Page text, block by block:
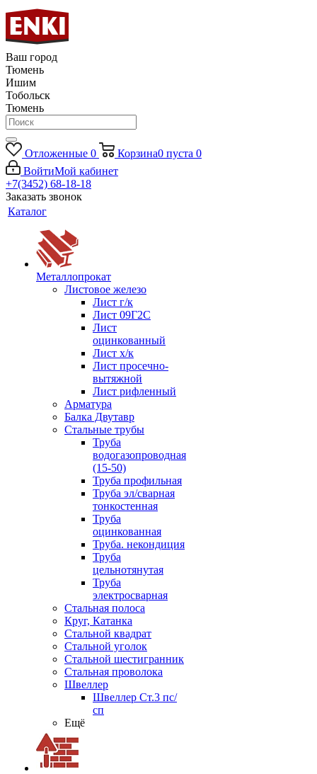
Ваш город
Тюмень
Ишим
Тобольск
Тюмень
Отложенные 0 Корзина0 пуста 0
ВойтиМой кабинет
+7(3452) 68-18-18
Заказать звонок
Каталог
Металлопрокат
Листовое железо
Лист г/к
Лист 09Г2С
Лист
оцинкованный
Лист х/к
Лист просечно-
вытяжной
Лист рифленный
Арматура
Балка Двутавр
Стальные трубы
Труба
водогазопроводная
(15-50)
Труба профильная
Труба эл/сварная
тонкостенная
Труба
оцинкованная
Труба. некондиция
Труба
цельнотянутая
Труба
электросварная
Стальная полоса
Круг, Катанка
Стальной квадрат
Стальной уголок
Стальной шестигранник
Стальная проволока
Швеллер
Швеллер Ст.3 пс/
сп
Ещё